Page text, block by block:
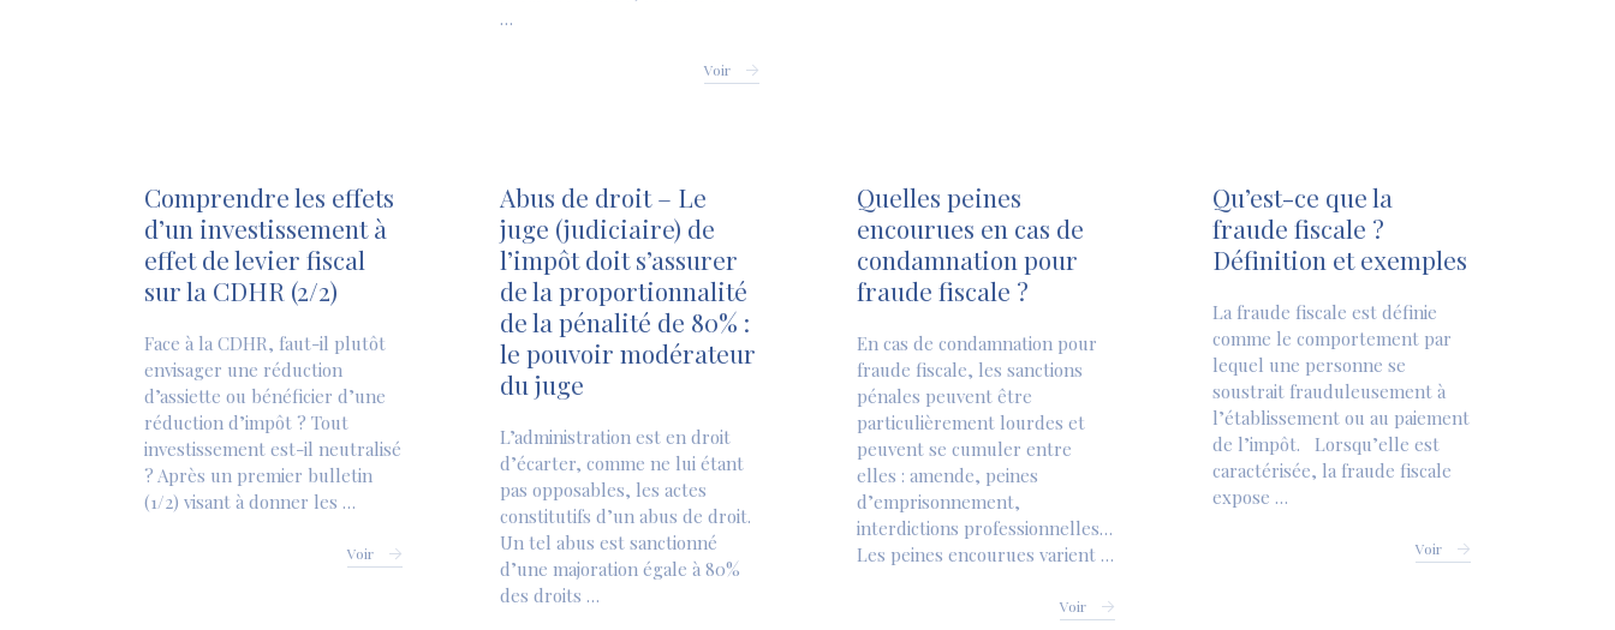
…
Voir
Comprendre les effets
d’un investissement à
effet de levier fiscal
sur la CDHR (2/2)
Face à la CDHR, faut-il plutôt
envisager une réduction
d’assiette ou bénéficier d’une
réduction d’impôt ? Tout
investissement est-il neutralisé
? Après un premier bulletin
(1/2) visant à donner les …
Voir
Abus de droit – Le
juge (judiciaire) de
l’impôt doit s’assurer
de la proportionnalité
de la pénalité de 80% :
le pouvoir modérateur
du juge
L’administration est en droit
d’écarter, comme ne lui étant
pas opposables, les actes
constitutifs d’un abus de droit.
Un tel abus est sanctionné
d’une majoration égale à 80%
des droits …
Quelles peines
encourues en cas de
condamnation pour
fraude fiscale ?
En cas de condamnation pour
fraude fiscale, les sanctions
pénales peuvent être
particulièrement lourdes et
peuvent se cumuler entre
elles : amende, peines
d’emprisonnement,
interdictions professionnelles…
Les peines encourues varient …
Voir
Qu’est-ce que la
fraude fiscale ?
Définition et exemples
La fraude fiscale est définie
comme le comportement par
lequel une personne se
soustrait frauduleusement à
l’établissement ou au paiement
de l’impôt. Lorsqu’elle est
caractérisée, la fraude fiscale
expose …
Voir